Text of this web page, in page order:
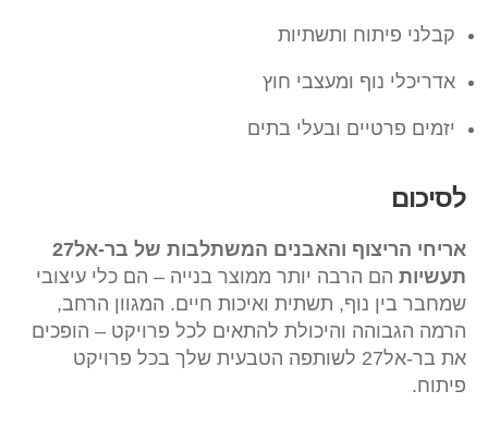
קבלני פיתוח ותשתיות
אדריכלי נוף ומעצבי חוץ
יזמים פרטיים ובעלי בתים
לסיכום
אריחי הריצוף והאבנים המשתלבות של בר-אל27
תעשיות הם הרבה יותר ממוצר בנייה – הם כלי עיצובי
שמחבר בין נוף, תשתית ואיכות חיים. המגוון הרחב,
הרמה הגבוהה והיכולת להתאים לכל פרויקט – הופכים
את בר-אל27 לשותפה הטבעית שלך בכל פרויקט
פיתוח.